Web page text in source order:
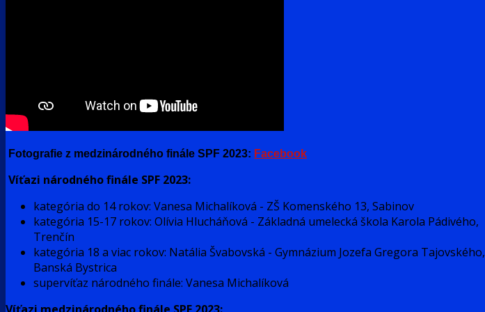
Fotografie z medzinárodného finále SPF 2023: Facebook
Víťazi národného finále SPF 2023:
kategória do 14 rokov: Vanesa Michalíková - ZŠ Komenského 13, Sabinov
kategória 15-17 rokov: Olívia Hlucháňová - Základná umelecká škola Karola Pádivého,
Trenčín
kategória 18 a viac rokov: Natália Švabovská - Gymnázium Jozefa Gregora Tajovského,
Banská Bystrica
supervíťaz národného finále: Vanesa Michalíková